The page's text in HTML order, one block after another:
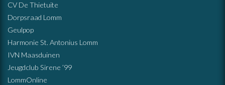
CV De Thietuite
Dorpsraad Lomm
Geulpop
Harmonie St. Antonius Lomm
IVN Maasduinen
Jeugdclub Sirene ’99
LommOnline